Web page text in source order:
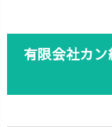
有限会社カ